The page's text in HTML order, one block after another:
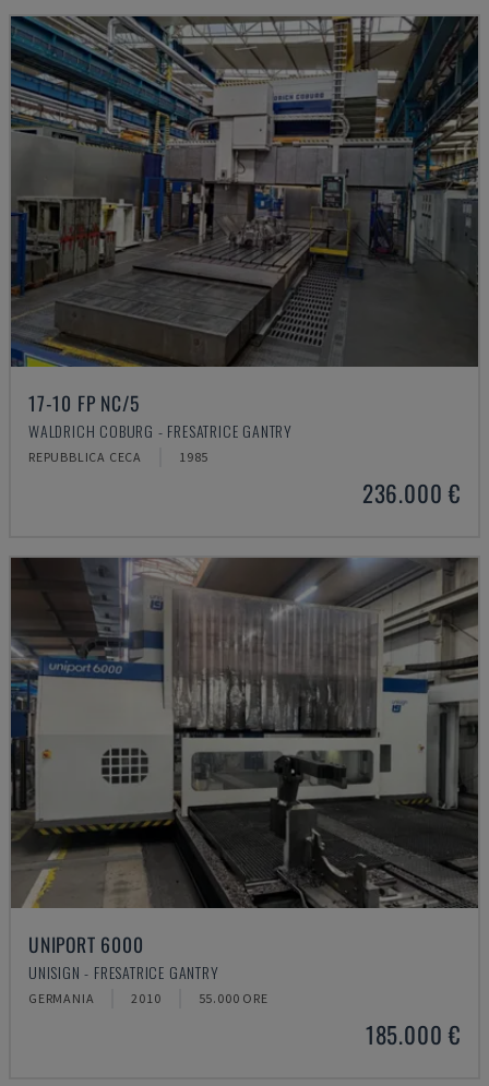
17-10 FP NC/5
WALDRICH COBURG - FRESATRICE GANTRY
REPUBBLICA CECA 1985
236.000 €
UNIPORT 6000
UNISIGN - FRESATRICE GANTRY
GERMANIA 2010 55.000 ORE
185.000 €